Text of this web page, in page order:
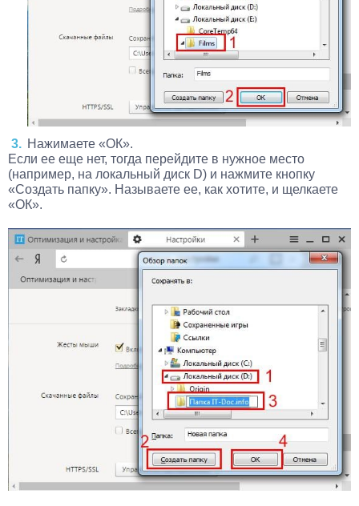
Нажимаете «ОК».
Если ее еще нет, тогда перейдите в нужное место
(например, на локальный диск D) и нажмите кнопку
«Создать папку». Называете ее, как хотите, и щелкаете
«ОК».